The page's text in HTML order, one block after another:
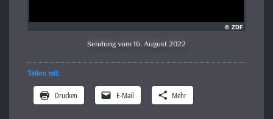
Sendung vom 16. August 2022
Teilen mit:
Drucken E-Mail Mehr